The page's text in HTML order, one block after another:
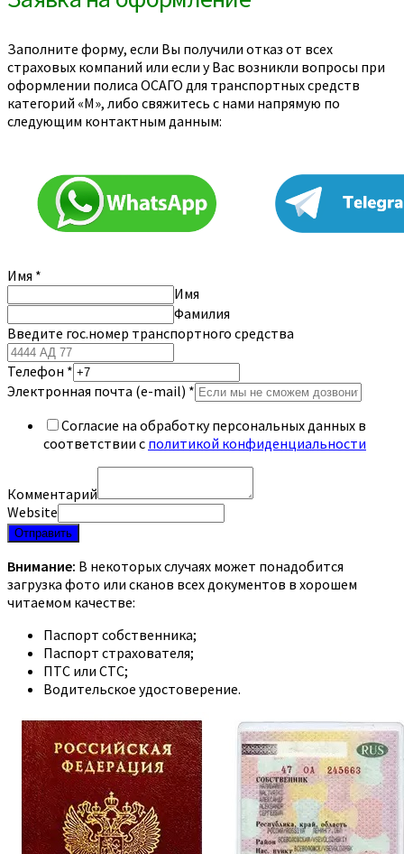
Заполните форму, если Вы получили отказ от всех
страховых компаний или если у Вас возникли вопросы при
оформлении полиса ОСАГО для транспортных средств
категорий «M», либо свяжитесь с нами напрямую по
следующим контактным данным:
Имя *
Имя
Фамилия
Введите гос.номер транспортного средства
Телефон *
Электронная почта (e-mail) *
Согласие на обработку персональных данных в
соответствии с политикой конфиденциальности
Комментарий
Website
Отправить
Внимание: В некоторых случаях может понадобится
загрузка фото или сканов всех документов в хорошем
читаемом качестве:
Паспорт собственника;
Паспорт страхователя;
ПТС или СТС;
Водительское удостоверение.